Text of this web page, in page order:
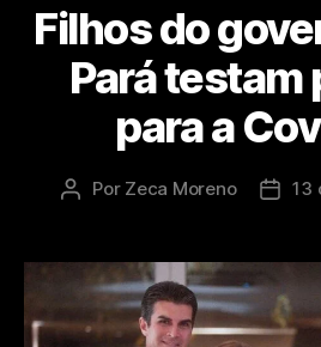
Filhos do
Pará testam
para a
Por Zeca Moreno 13